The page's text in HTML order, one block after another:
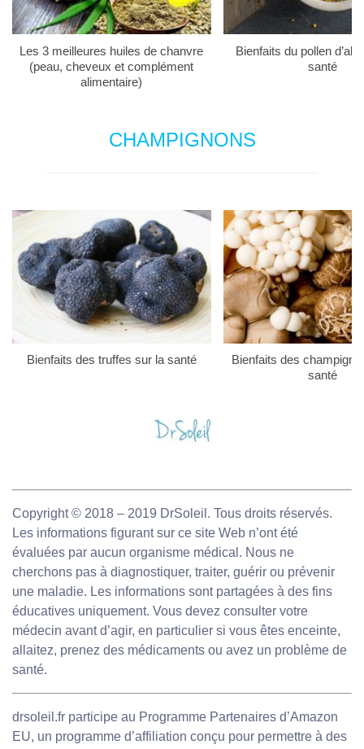
Les 3 meilleures huiles de chanvre
(peau, cheveux et complément
alimentaire)
Bienfaits du pollen
santé
CHAMPIGNONS
Bienfaits des truffes sur la santé
Bienfaits des
santé
Copyright © 2018 – 2019 DrSoleil. Tous droits réservés.
Les informations figurant sur ce site Web n’ont été
évaluées par aucun organisme médical. Nous ne
cherchons pas à diagnostiquer, traiter, guérir ou prévenir
une maladie. Les informations sont partagées à des fins
éducatives uniquement. Vous devez consulter votre
médecin avant d’agir, en particulier si vous êtes enceinte,
allaitez, prenez des médicaments ou avez un problème de
santé.
drsoleil.fr participe au Programme Partenaires d’Amazon
EU, un programme d’affiliation conçu pour permettre à des